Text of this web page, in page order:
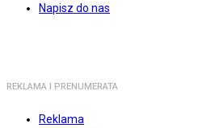
Napisz do nas
REKLAMA I PRENUMERATA
Reklama